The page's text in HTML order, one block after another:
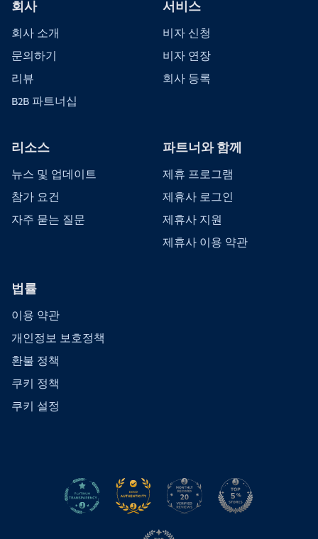
회사
회사 소개
문의하기
리뷰
B2B 파트너십
서비스
비자 신청
비자 연장
회사 등록
리소스
뉴스 및 업데이트
참가 요건
자주 묻는 질문
파트너와 함께
제휴 프로그램
제휴사 로그인
제휴사 지원
제휴사 이용 약관
법률
이용 약관
개인정보 보호정책
환불 정책
쿠키 정책
쿠키 설정